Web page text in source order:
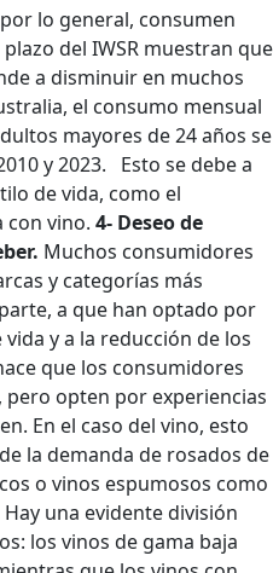
lo general, consumen
del IWSR muestran que
a disminuir en muchos
el consumo mensual
mayores de 24 años se
y 2023. Esto se debe a
de vida, como el
con vino. 4- Deseo de
Muchos consumidores
y categorías más
a que han optado por
y a la reducción de los
que los consumidores
opten por experiencias
En el caso del vino, esto
la demanda de rosados ​​de
o vinos espumosos como
una evidente división
los vinos de gama baja